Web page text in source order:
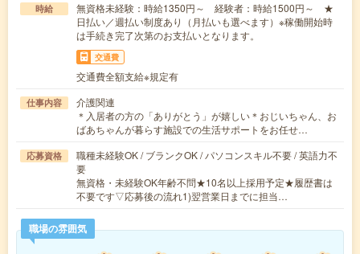
時給
無資格未経験：時給1350円～ 経験者：時給1500円～ ★
日払い／週払い制度あり（月払いも選べます）※稼働開始時
は手続き完了次第のお支払いとなります。
交通費
交通費全額支給※規定有
仕事内容
介護関連
＊入居者の方の「ありがとう」が嬉しい＊おじいちゃん、お
ばあちゃんが暮らす施設での生活サポートをお任せ…
応募資格
職種未経験OK / ブランクOK / パソコンスキル不要 / 英語力不
要
無資格・未経験OK年齢不問★10名以上採用予定★履歴書は
不要です▽応募後の流れ1)翌営業日までに担当…
職場の雰囲気